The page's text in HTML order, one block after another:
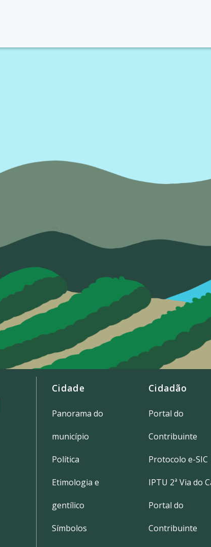
Cidade
Panorama do
município
Política
Etimologia e
gentílico
Símbolos
Cidadão
Portal do
Contribuinte
Protocolo e-SIC
IPTU 2ª Via do
Portal do
Contribuinte